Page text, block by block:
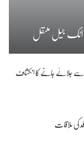
سے جلائے جانے کا انکشاف
کی ملاقات